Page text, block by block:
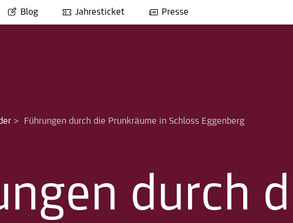
Blog Jahresticket Presse
> Führungen durch die Prunkräume in Schloss Eggenberg
durch